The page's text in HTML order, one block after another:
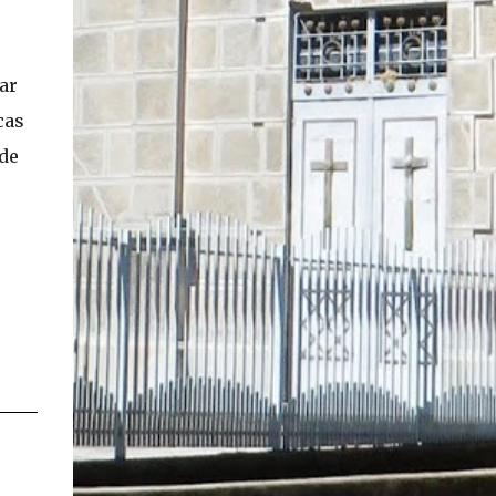
En concreto, las personas podrán acceder a
su carnet y/o pasaporte en una aplicación
móvil del Registro Civil, la cual estará
disponible en iOS y Android. El director del
Registro Civil, Omar Morales, detalló que
"quien renueve a partir del 16 de diciembre,
va a poder sacar cédula de identidad digital
y pasaporte digital. Van a tener la
funcionalidad en su celular a partir de una
app especial, que va a permitir que a través
de pruebas de vida se asegure que la
persona es quien dice ser". Morales también
detalló, en el matinal "Mucho Gusto" de
Mega, las importantes medidas de
seguridad ...